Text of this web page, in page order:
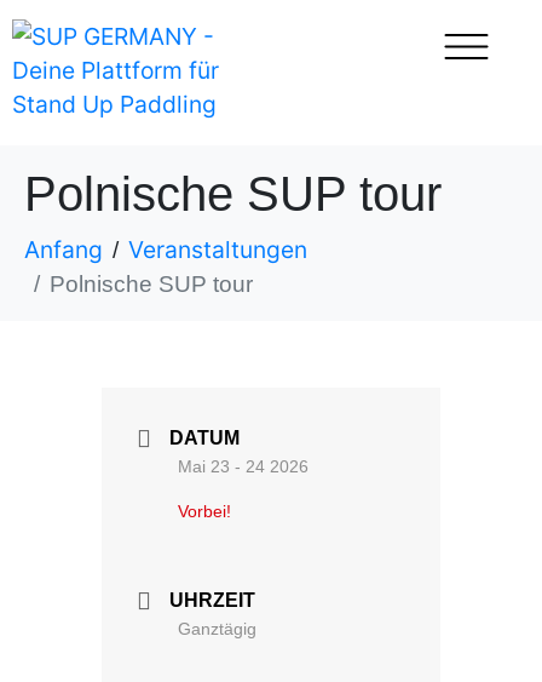
Polnische SUP tour
Anfang Veranstaltungen
Polnische SUP tour
DATUM
Mai 23 - 24 2026
Vorbei!
UHRZEIT
Ganztägig